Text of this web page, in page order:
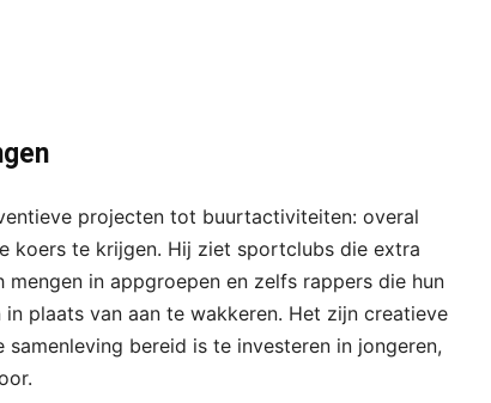
projecten tot buurtactiviteiten: overal
koers te krijgen. Hij ziet sportclubs die extra
in appgroepen en zelfs rappers die hun
plaats van aan te wakkeren. Het zijn creatieve
bereid is te investeren in jongeren,